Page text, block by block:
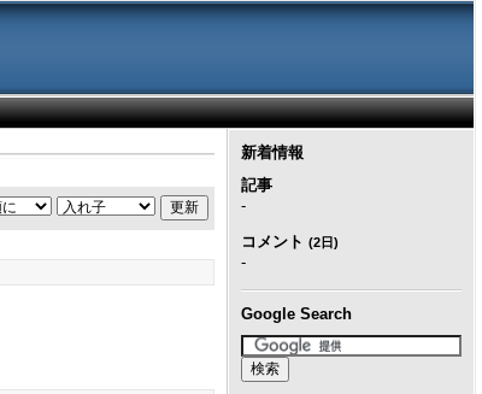
新着情報
記事
-
コメント (2日)
-
Google Search